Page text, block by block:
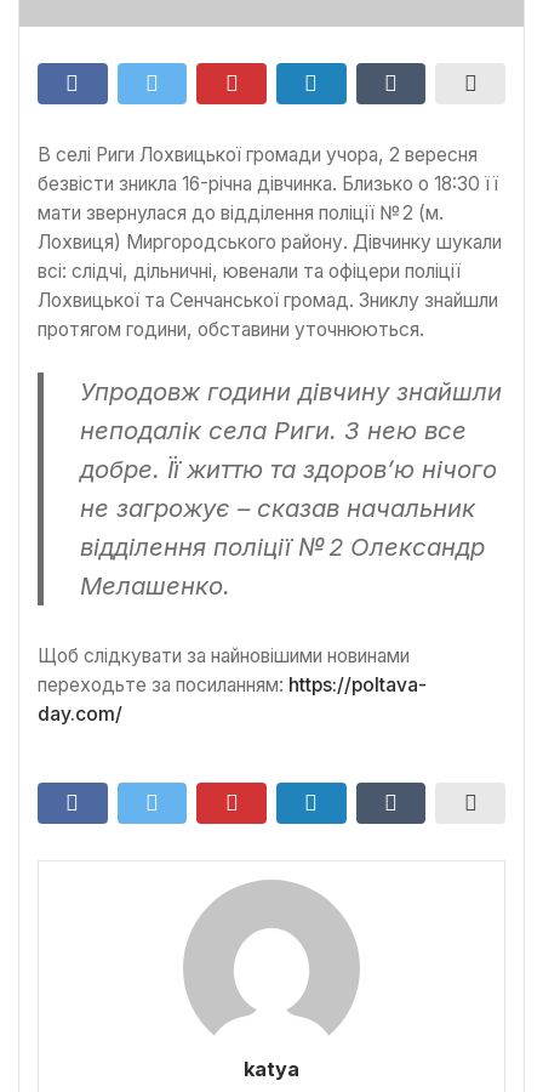
В селі Риги Лохвицької громади учора, 2 вересня
безвісти зникла 16-річна дівчинка. Близько о 18:30 її
мати звернулася до відділення поліції № 2 (м.
Лохвиця) Миргородського району. Дівчинку шукали
всі: слідчі, дільничні, ювенали та офіцери поліції
Лохвицької та Сенчанської громад. Зниклу знайшли
протягом години, обставини уточнюються.
Упродовж години дівчину знайшли
неподалік села Риги. З нею все
добре. Її життю та здоров’ю нічого
не загрожує – сказав начальник
відділення поліції № 2 Олександр
Мелашенко.
Щоб слідкувати за найновішими новинами
переходьте за посиланням: https://poltava-
day.com/
katya